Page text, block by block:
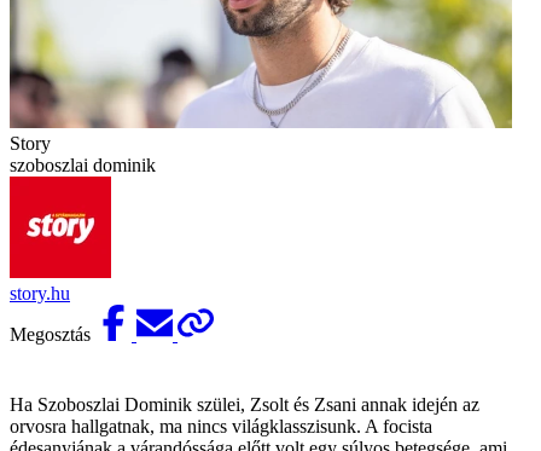
Story
szoboszlai dominik
story.hu
Megosztás
Ha Szoboszlai Dominik szülei, Zsolt és Zsani annak idején az
orvosra hallgatnak, ma nincs világklasszisunk. A focista